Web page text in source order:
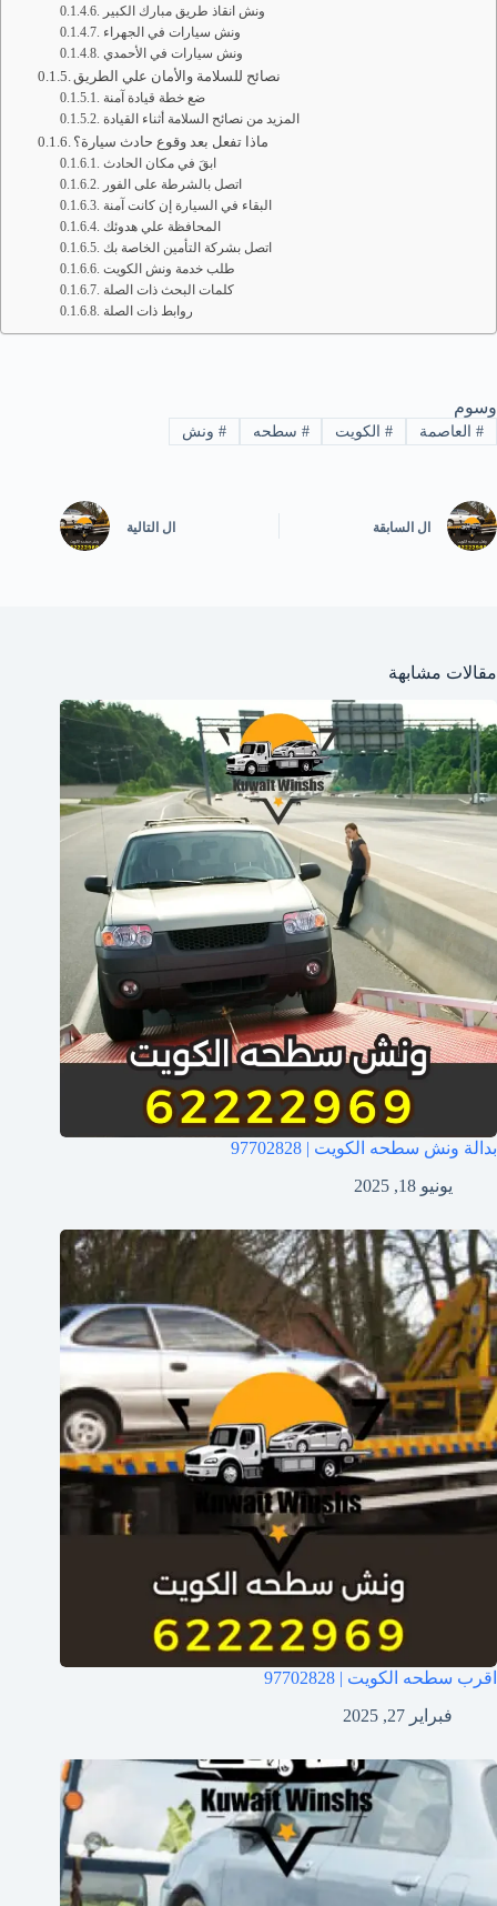
ونش انقاذ طريق مبارك الكبير
ونش سيارات في الجهراء
ونش سيارات في الأحمدي
نصائح للسلامة والأمان علي الطريق
ضع خطة قيادة آمنة
المزيد من نصائح السلامة أثناء القيادة
ماذا تفعل بعد وقوع حادث سيارة؟
ابقَ في مكان الحادث
اتصل بالشرطة على الفور
البقاء في السيارة إن كانت آمنة
المحافظة علي هدوئك
اتصل بشركة التأمين الخاصة بك
طلب خدمة ونش الكويت
كلمات البحث ذات الصلة
روابط ذات الصلة
وسوم
#العاصمة #الكويت # سطحه # ونش
ال السابقة ال التالية
مقالات مشابهة
بدالة ونش سطحه الكويت | 97702828
يونيو 18, 2025
اقرب سطحه الكويت | 97702828
فبراير 27, 2025